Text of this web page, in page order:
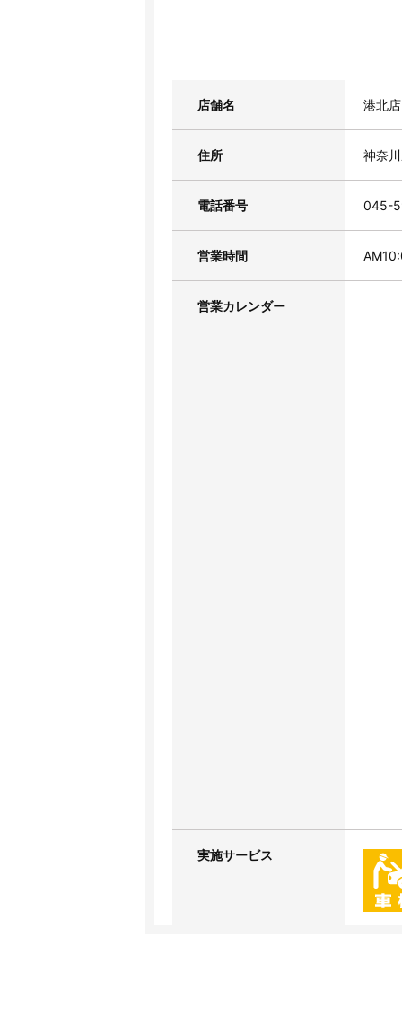
店舗名 港北店
住所 神奈
電話番号 045-
営業時間
営業カレンダー
実施サービス